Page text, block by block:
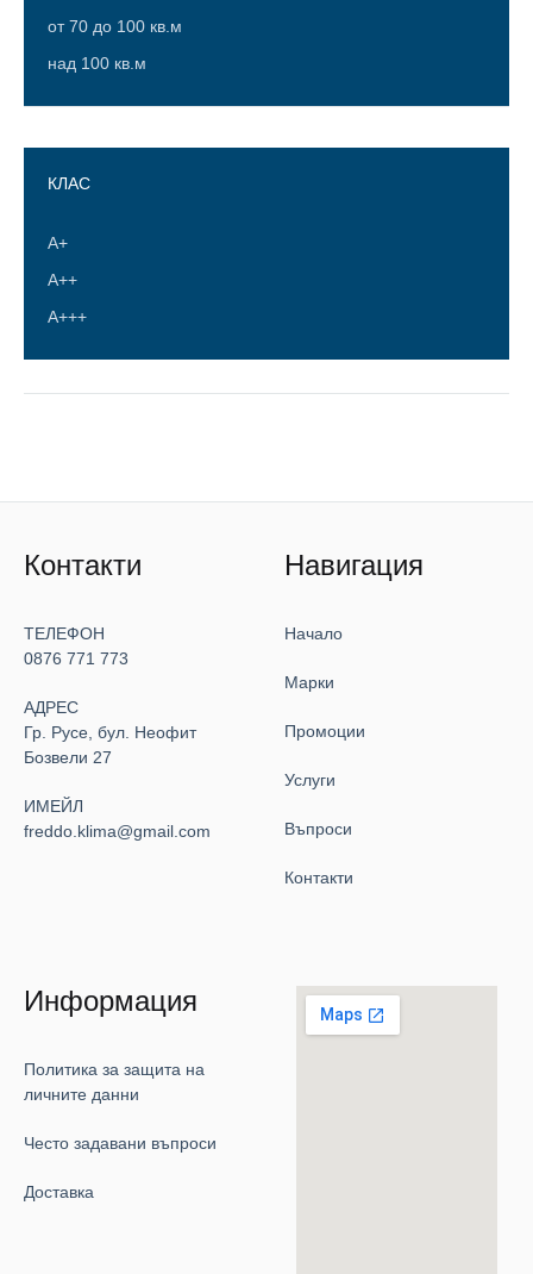
от 70 до 100 кв.м
над 100 кв.м
КЛАС
А+
A++
A+++
Контакти
ТЕЛЕФОН
0876 771 773
АДРЕС
Гр. Русе, бул. Неофит
Бозвели 27
ИМЕЙЛ
freddo.klima@gmail.com
Навигация
Начало
Марки
Промоции
Услуги
Въпроси
Контакти
Информация
Политика за защита на
личните данни
Често задавани въпроси
Доставка